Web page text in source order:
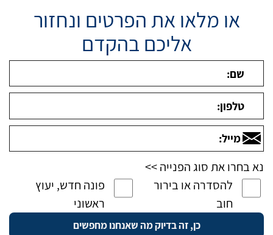
או מלאו את הפרטים ונחזור
אליכם בהקדם
נא בחרו את סוג הפנייה >>
להסדרה או בירור
חוב
פונה חדש, יעוץ
ראשוני